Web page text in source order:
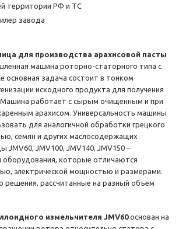
территории РФ и ТС
завода
для производства арахисовой пасты
машина роторно-статорного типа с
основная задача состоит в тонком
исходного продукта для получения
работает с сырым очищенным и при
арахисом. Универсальность машины
для аналогичной обработки грецкого
семян и других маслосодержащих
JMV60, JMV100, JMV140, JMV150 –
которые отличаются
электрической мощностью и размерами.
решения, рассчитанные на разный объем
измельчителя JMV60основан на